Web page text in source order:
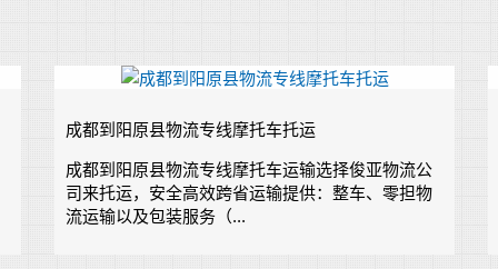
成都到阳原县物流专线摩托车托运
成都到阳原县物流专线摩托车运输选择俊亚物流公
司来托运，安全高效跨省运输提供：整车、零担物
流运输以及包装服务（...